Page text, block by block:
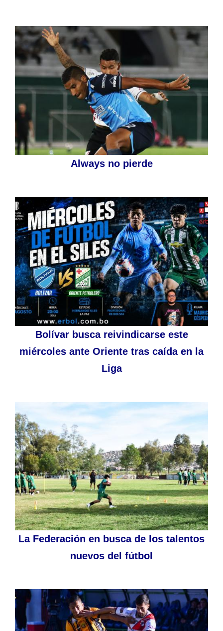
Always no pierde
Bolívar busca reivindicarse este
miércoles ante Oriente tras caída en la
Liga
La Federación en busca de los talentos
nuevos del fútbol